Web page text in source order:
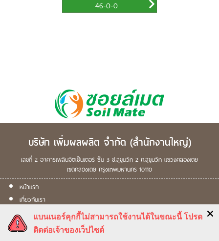
46-0-0
บริษัท เพิ่มผลผลิต จำกัด (สำนักงานใหญ่)
เลขที่ 2 อาคารเพลินจิตเซ็นเตอร์ ชั้น 3 ซ.สุขุมวิท 2 ถ.สุขุมวิท แขวงคลองเตย
เขตคลองเตย กรุงเทพมหานคร 10110
หน้าแรก
เกี่ยวกับเรา
การดูแลพืช
แบนเนอร์คุกกี้ไม่สามารถใช้งานได้ในขณะนี้ โปรด
ติดต่อเจ้าของเว็ปไซต์